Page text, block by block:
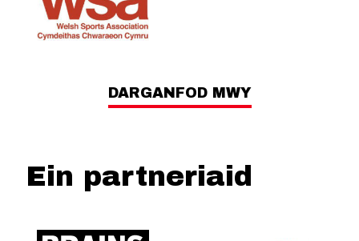
DARGANFOD MWY
Ein partneriaid